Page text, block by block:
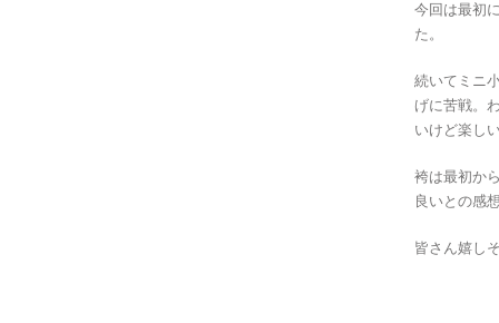
今回は最初
た。
続いてミニ
げに苦戦。
いけど楽し
袴は最初か
良いとの感
皆さん嬉し